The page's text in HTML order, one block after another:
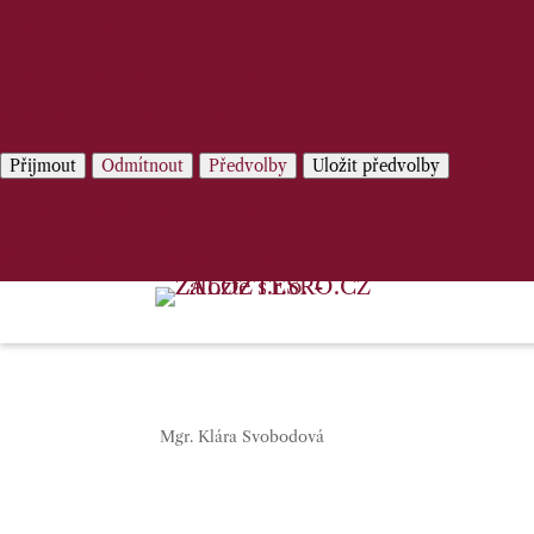
Přijmout Odmítnout Předvolby Uložit předvolby
Mgr. Klára Svobodová